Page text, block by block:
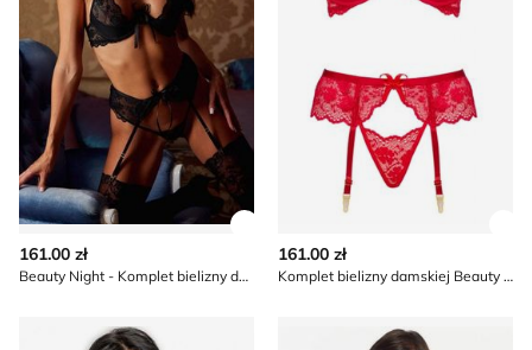
161.00 zł
Beauty Night - Komplet bielizny damskiej koronkowy
161.00 zł
Komplet bielizny damskiej Beauty Night
Majtki damskie koronkowe Beauty NightKomplet bielizny damskiej